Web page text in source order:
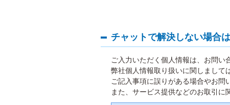
チャットで解決しない場合
ご入力いただく個人情報は、お問い
弊社個人情報取り扱いに関しまして
ご記入事項に誤りがある場合やお問
また、サービス提供などのお取引に